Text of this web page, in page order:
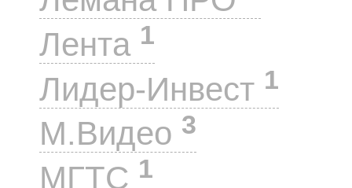
Лента 1
Лидер-Инвест 1
М.Видео 3
МГТС 1